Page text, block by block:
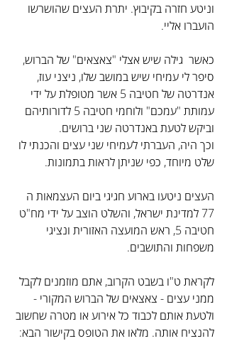
וניטע חזרה בקיבוץ. יתרת העצים שהושרשו
הועברו אליי.
כאשר  גילה שיש אצלי "צאצאים" של הברוש,
סיפר לי עמיחי שיש במושב שלו, ניצני עוז,
אנדרטה של חטיבה 5 אשר מטופלת על ידי
עמותת "עמכם" ולוחמי חטיבה 5 לדורותיהם
וביקש לטעת באנדרטה שני ברושים.
וכך היה, העברתי לעמיחי שני עצים והכנתי לו
שלט מיוחד, כפי שניתן לראות בתמונות.
העצים ניטעו בארוע חגיגי ביום העצמאות ה
77 למדינת ישראל, והשלט הוצב על ידי מח"ט
חטיבה 5, ראש המועצה האזורית ונציגי
משפחות והתושבים.
לקראת ט"ו בשבט הקרוב, אתם מוזמנים לקבל
ממני עצים - צאצאים של הברוש המקורי -
ולטעת אותם לכבוד כל אירוע או מטרה שחשוב
להנציח אותה. מלאו את הטופס בקישור הבא: